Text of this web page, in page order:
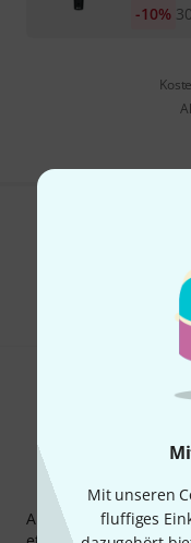
Mit unseren
fluffiges
-10%
Gefällt
Teilen
Abonniere den